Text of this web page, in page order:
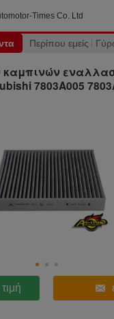
Times Co. Ltd
Περίπου εμείς
καμπινών
7803A005